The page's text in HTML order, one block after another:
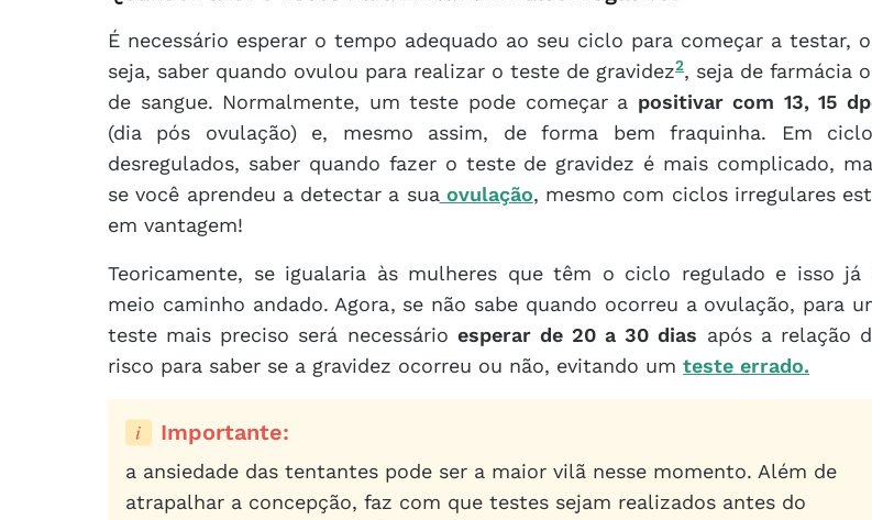
É necessário esperar o tempo adequado ao seu ciclo para começar a testar,
seja, saber quando ovulou para realizar o teste de gravidez2, seja de farmácia
de sangue. Normalmente, um teste pode começar a positivar com 13, 15
(dia pós ovulação) e, mesmo assim, de forma bem fraquinha. Em
desregulados, saber quando fazer o teste de gravidez é mais complicado,
se você aprendeu a detectar a sua ovulação, mesmo com ciclos irregulares
em vantagem!
Teoricamente, se igualaria às mulheres que têm o ciclo regulado e isso já
meio caminho andado. Agora, se não sabe quando ocorreu a ovulação, para
teste mais preciso será necessário esperar de 20 a 30 dias após a relação
risco para saber se a gravidez ocorreu ou não, evitando um teste errado.
importante:
a ansiedade das tentantes pode ser a maior vilã nesse momento. Além de
atrapalhar a concepção, faz com que testes sejam realizados antes do